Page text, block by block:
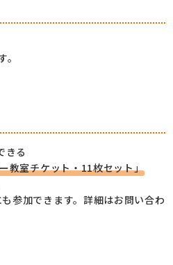
きる
教室チケット・11枚セット」
参加できます。詳細はお問い合わ